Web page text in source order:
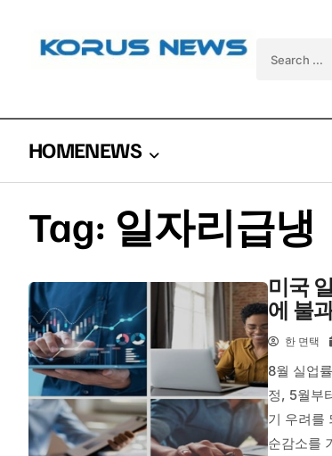
HOMENEWS
Tag: 일자리급냉
미국
에 불
한 면택
8월 실업
정, 5월부
기 우려를
순감소를